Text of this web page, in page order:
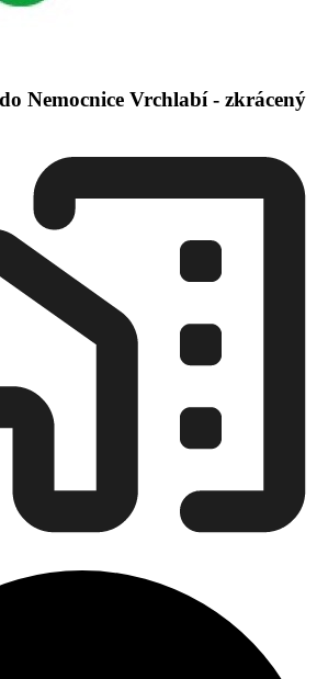
Nemocnice Vrchlabí - zkrácený